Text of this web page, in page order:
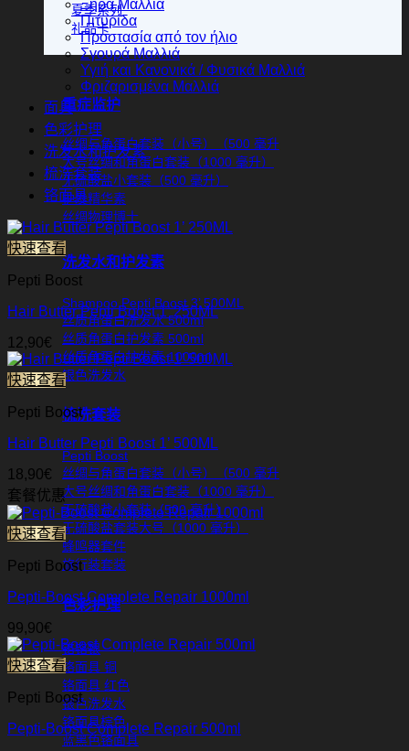
夏季系列
礼品卡
重症监护
丝绸与角蛋白套装（小号）（500 毫升
大号丝绸和角蛋白套装（1000 毫升）
无硫酸盐小套装（500 毫升）
护发精华素
丝绸物理博士
洗发水和护发素
Shampoo Pepti Boost 3’ 500ML
丝质角蛋白洗发水 500ml
丝质角蛋白护发素 500ml
丝质角蛋白护发素 1000ml
银色洗发水
梳洗套装
Pepti Boost
丝绸与角蛋白套装（小号）（500 毫升
大号丝绸和角蛋白套装（1000 毫升）
无硫酸盐小套装（500 毫升）
无硫酸盐套装大号（1000 毫升）
蜂鸣器套件
旅行装套装
色彩护理
铬铬银
铬面具 铜
铬面具 红色
银色洗发水
铬面具棕色
蓝黑色铬面具
Ξηρά Μαλλιά
Πιτυρίδα
Προστασία από τον ήλιο
Σγουρά Μαλλιά
Υγιή και Κανονικά / Φυσικά Μαλλιά
Φριζαρισμένα Μαλλιά
面具
色彩护理
洗发水和护发素
梳洗套装
铬面具
快速查看
Pepti Boost
Hair Butter Pepti Boost 1’ 250ML
12,90€
快速查看
Pepti Boost
Hair Butter Pepti Boost 1’ 500ML
18,90€
套餐优惠
快速查看
Pepti Boost
Pepti-Boost Complete Repair 1000ml
99,90€
快速查看
Pepti Boost
Pepti-Boost Complete Repair 500ml